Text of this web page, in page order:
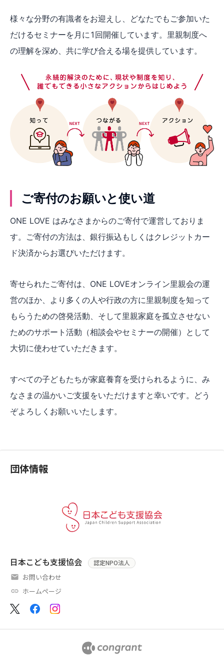
様々な分野の有識者をお迎えし、どなたでもご参加いた
だけるセミナーを月に1回開催しています。里親制度へ
の理解を深め、共に学び合える場を提供しています。
ご寄付のお願いと使い道
ONE LOVE はみなさまからのご寄付で運営しておりま
す。ご寄付の方法は、銀行振込もしくはクレジットカー
ド決済からお選びいただけます。
寄せられたご寄付は、ONE LOVEオンライン里親会の運
営のほか、より多くの人や行政の方に里親制度を知って
もらうための啓発活動、そして里親家庭を孤立させない
ためのサポート活動（相談会やセミナーの開催）として
大切に使わせていただきます。
すべての子どもたちが家庭養育を受けられるように、み
なさまの温かいご支援をいただけますと幸いです。どう
ぞよろしくお願いいたします。
団体情報
日本こども支援協会 認定NPO法人
お問い合わせ
ホームページ